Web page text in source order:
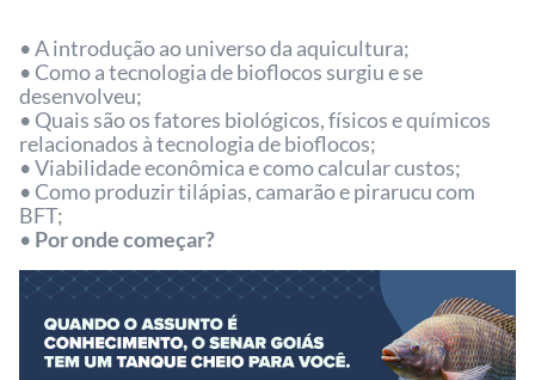
• A introdução ao universo da aquicultura;
• Como a tecnologia de bioflocos surgiu e se
desenvolveu;
• Quais são os fatores biológicos, físicos e químicos
relacionados à tecnologia de bioflocos;
• Viabilidade econômica e como calcular custos;
• Como produzir tilápias, camarão e pirarucu com
BFT;
• Por onde começar?